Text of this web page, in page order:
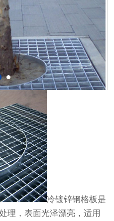
冷镀锌钢格板是
理，表面光泽漂亮，适用